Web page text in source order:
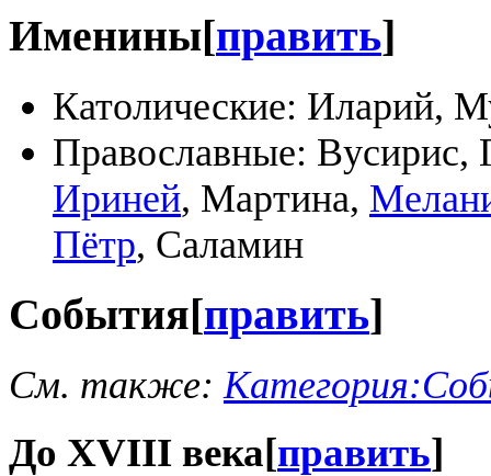
Именины[править]
Католические: Иларий,
Православные: Вусирис,
Ириней, Мартина,
Пётр, Саламин
События[править]
См. также:
До XVIII века[править]